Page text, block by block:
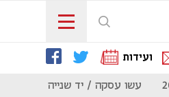
ועידות
עשו עסקה / יד שנייה